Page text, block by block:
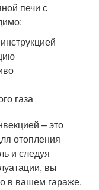
печи с
газа
– это
отопления
и следуя
вы
в вашем гараже.